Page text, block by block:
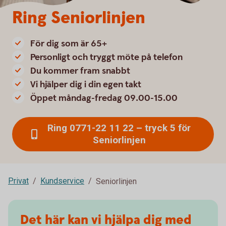
Ring Seniorlinjen
För dig som är 65+
Personligt och tryggt möte på telefon
Du kommer fram snabbt
Vi hjälper dig i din egen takt
Öppet måndag-fredag 09.00-15.00
Ring 0771-22 11 22 – tryck 5 för
Seniorlinjen
Privat Kundservice Seniorlinjen
Det här kan vi hjälpa dig med